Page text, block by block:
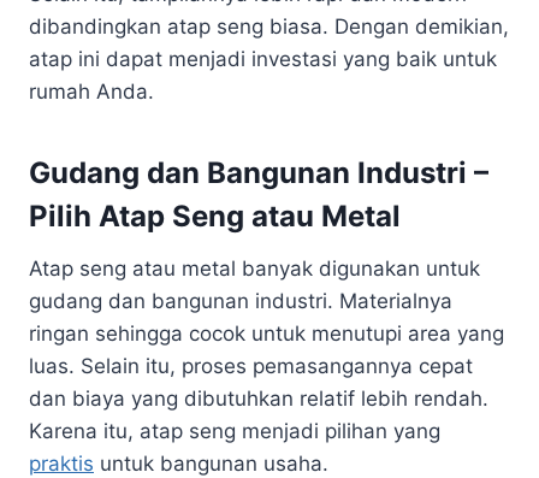
dibandingkan atap seng biasa. Dengan demikian,
atap ini dapat menjadi investasi yang baik untuk
rumah Anda.
Gudang dan Bangunan Industri –
Pilih Atap Seng atau Metal
Atap seng atau metal banyak digunakan untuk
gudang dan bangunan industri. Materialnya
ringan sehingga cocok untuk menutupi area yang
luas. Selain itu, proses pemasangannya cepat
dan biaya yang dibutuhkan relatif lebih rendah.
Karena itu, atap seng menjadi pilihan yang
praktis untuk bangunan usaha.